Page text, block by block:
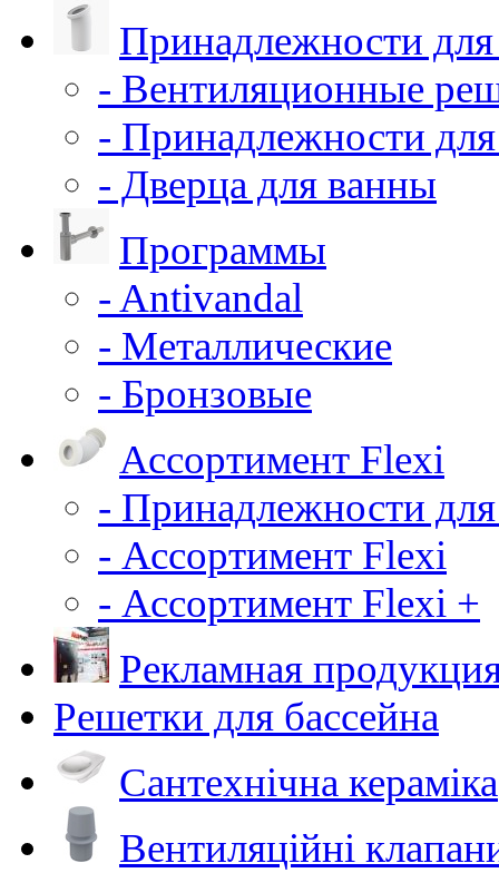
Принадлежности для
- Вентиляционные
- Принадлежности
- Дверца для ванны
Программы
- Antivandal
- Металлические
- Бронзовые
Ассортимент Flexi
- Принадлежности
- Ассортимент Flexi
- Ассортимент Flexi +
Рекламная
Решетки для бассейна
Сантехнічна кераміка
Вентиляційні